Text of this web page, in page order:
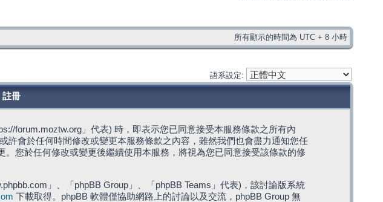
所有顯示的時間為 UTC + 8 小時
語系設定:
註冊
forum.moztw.org」代表) 時，即表示您已同意接受本服務條款之所有內
會於任何時間修改或變更本服務條款之內容，雖然我們也會盡力通知您任
您於任何修改或變更後繼續使用本服務，將視為您已同意接受該條款的修
」、「phpBB Group」、「phpBB Teams」代表)，該討論版系統
下載取得。phpBB 軟體僅協助網路上的討論以及交流，phpBB Group 無